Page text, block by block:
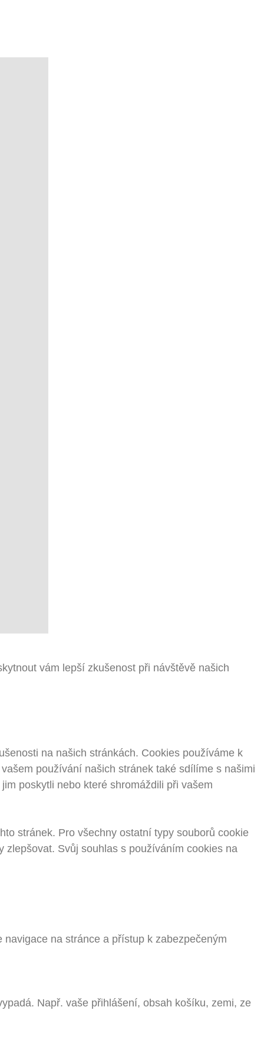
vám lepší zkušenost při návštěvě našich
na našich stránkách. Cookies používáme k
používání našich stránek také sdílíme s našimi
poskytli nebo které shromáždili při vašem
stránek. Pro všechny ostatní typy souborů cookie
zlepšovat. Svůj souhlas s používáním cookies na
na stránce a přístup k zabezpečeným
Např. vaše přihlášení, obsah košíku, zemi, ze